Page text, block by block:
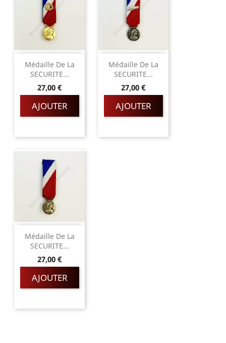
Médaille De La
SECURITE...
Prix
27,00 €
AJOUTER
Médaille De La
SECURITE...
Prix
27,00 €
AJOUTER
Médaille De La
SECURITE...
Prix
27,00 €
AJOUTER